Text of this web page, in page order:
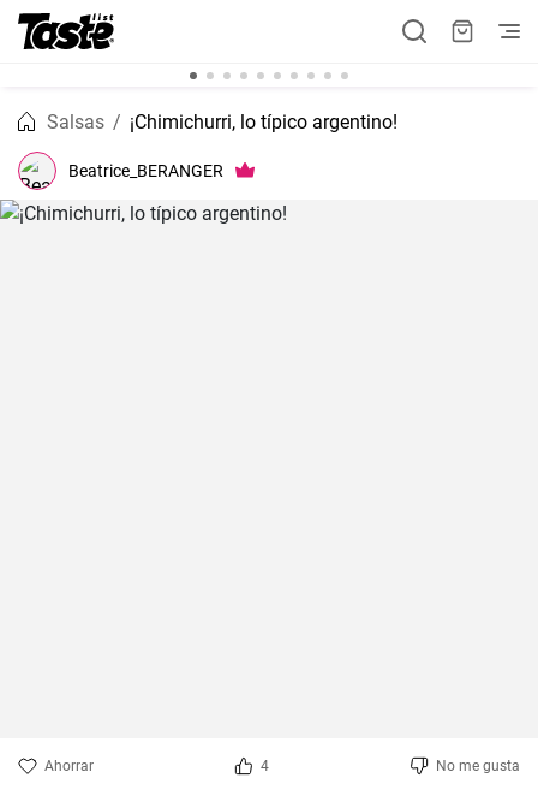
Salsas ¡Chimichurri, lo típico argentino!
Beatrice_BERANGER
Ahorrar 4 No me gusta